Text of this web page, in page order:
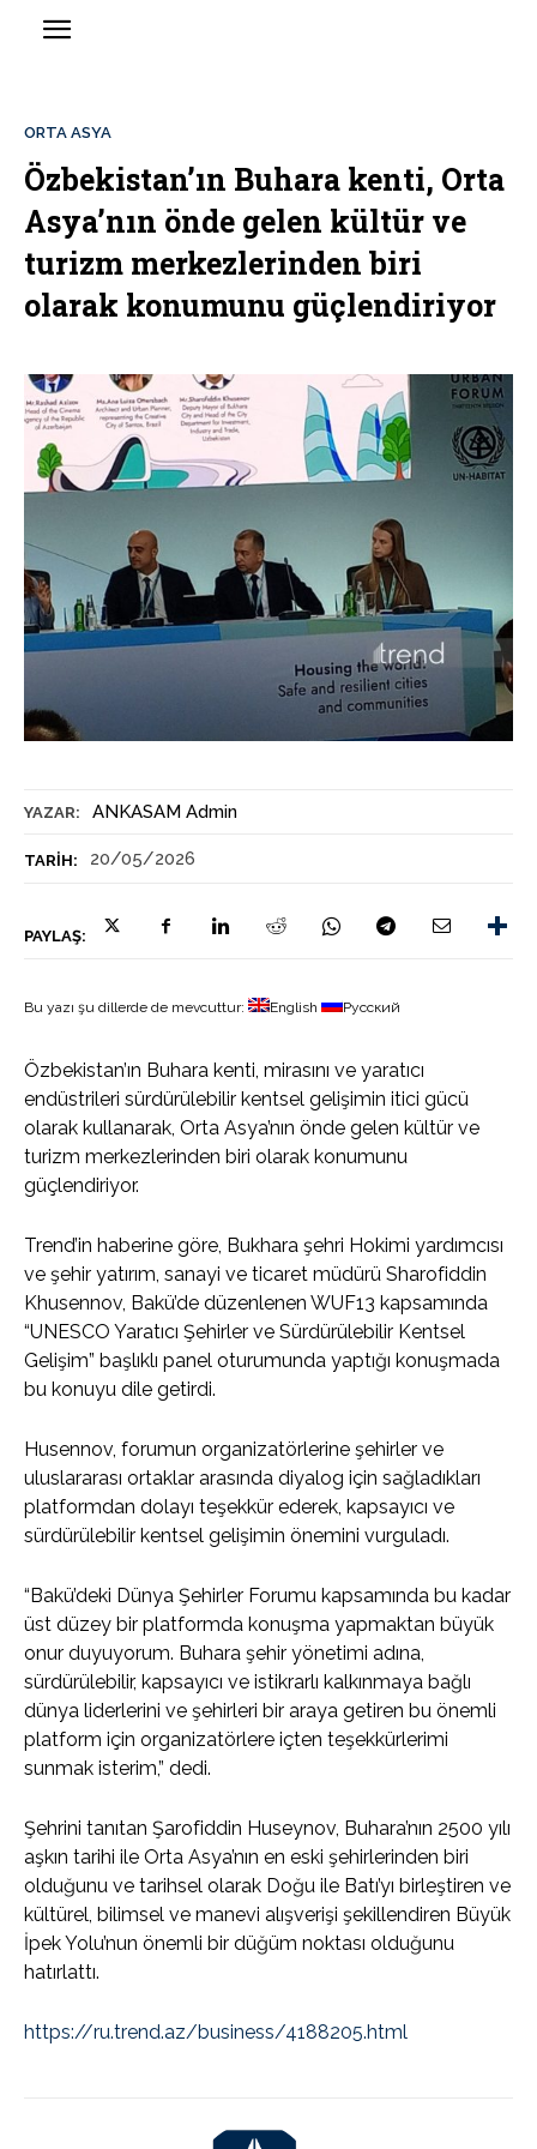
YAZAR: ANKASAM Admin
TARIH: 20/05/2026
PAYLAŞ:
ORTA ASYA
Özbekistan’ın Buhara kenti, Orta
Asya’nın önde gelen kültür ve
turizm merkezlerinden biri
olarak konumunu güçlendiriyor
Bu yazı şu dillerde de mevcuttur: English Русский
Özbekistan’ın Buhara kenti, mirasını ve yaratıcı
endüstrileri sürdürülebilir kentsel gelişimin itici gücü
olarak kullanarak, Orta Asya’nın önde gelen kültür ve
turizm merkezlerinden biri olarak konumunu
güçlendiriyor.
Trend’in haberine göre, Bukhara şehri Hokimi yardımcısı
ve şehir yatırım, sanayi ve ticaret müdürü Sharofiddin
Khusennov, Bakü’de düzenlenen WUF13 kapsamında
“UNESCO Yaratıcı Şehirler ve Sürdürülebilir Kentsel
Gelişim” başlıklı panel oturumunda yaptığı konuşmada
bu konuyu dile getirdi.
Husennov, forumun organizatörlerine şehirler ve
uluslararası ortaklar arasında diyalog için sağladıkları
platformdan dolayı teşekkür ederek, kapsayıcı ve
sürdürülebilir kentsel gelişimin önemini vurguladı.
“Bakü’deki Dünya Şehirler Forumu kapsamında bu kadar
üst düzey bir platformda konuşma yapmaktan büyük
onur duyuyorum. Buhara şehir yönetimi adına,
sürdürülebilir, kapsayıcı ve istikrarlı kalkınmaya bağlı
dünya liderlerini ve şehirleri bir araya getiren bu önemli
platform için organizatörlere içten teşekkürlerimi
sunmak isterim,” dedi.
Şehrini tanıtan Şarofiddin Huseynov, Buhara’nın 2500 yılı
aşkın tarihi ile Orta Asya’nın en eski şehirlerinden biri
olduğunu ve tarihsel olarak Doğu ile Batı’yı birleştiren ve
kültürel, bilimsel ve manevi alışverişi şekillendiren Büyük
İpek Yolu’nun önemli bir düğüm noktası olduğunu
hatırlattı.
https://ru.trend.az/business/4188205.html